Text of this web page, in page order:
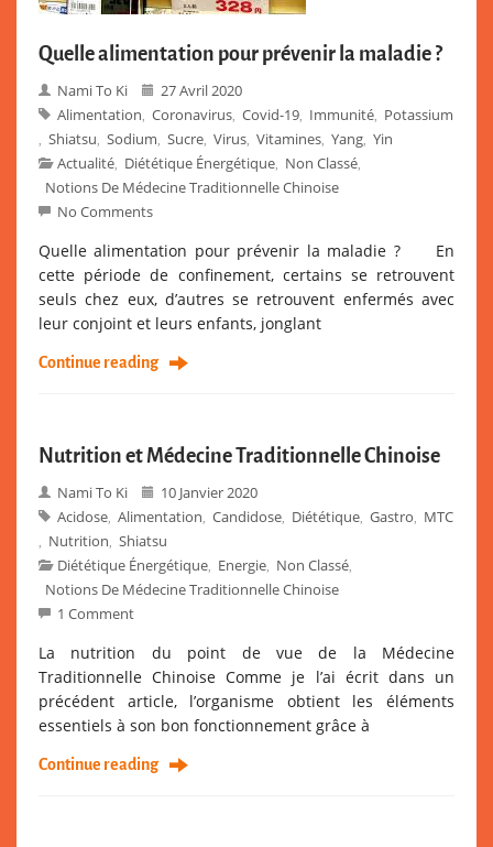
Quelle alimentation pour prévenir la maladie ?
Nami To Ki
27 Avril 2020
Alimentation Coronavirus Covid-19 Immunité Potassium
Shiatsu Sodium Sucre Virus Vitamines Yang Yin
Actualité Diététique Énergétique Non Classé
Notions De Médecine Traditionnelle Chinoise
No Comments
Quelle alimentation pour prévenir la maladie ? En
cette période de confinement, certains se retrouvent
seuls chez eux, d’autres se retrouvent enfermés avec
leur conjoint et leurs enfants, jonglant
Continue reading
Nutrition et Médecine Traditionnelle Chinoise
Nami To Ki
10 Janvier 2020
Acidose Alimentation Candidose Diététique Gastro MTC
Nutrition Shiatsu
Diététique Énergétique Energie Non Classé
Notions De Médecine Traditionnelle Chinoise
1 Comment
La nutrition du point de vue de la Médecine
Traditionnelle Chinoise Comme je l’ai écrit dans un
précédent article, l’organisme obtient les éléments
essentiels à son bon fonctionnement grâce à
Continue reading